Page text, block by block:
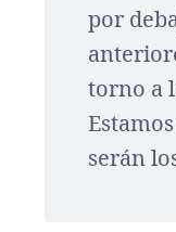
por
torno a
serán